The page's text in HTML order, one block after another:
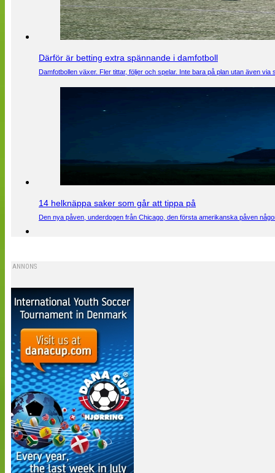
Därför är betting extra spännande i damfotboll
Damfotbollen växer. Fler tittar, följer och spelar. Inte bara på plan utan även
14 helknäppa saker som går att tippa på
Den nya påven, underdogen från Chicago, den första amerikanska påven
ANNONS